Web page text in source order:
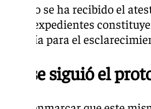
Aún no se ha recibido el
estos expedientes
Fiscalía para el
No se siguió el